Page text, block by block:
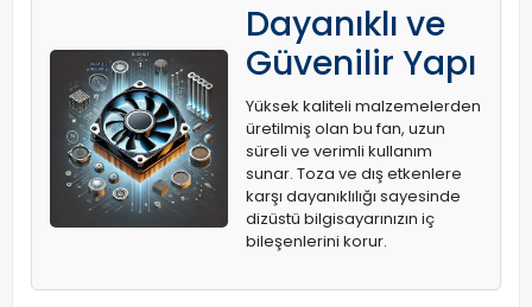
Dayanıklı ve
Güvenilir Yapı
Yüksek kaliteli malzemelerden
üretilmiş olan bu fan, uzun
süreli ve verimli kullanım
sunar. Toza ve dış etkenlere
karşı dayanıklılığı sayesinde
dizüstü bilgisayarınızın iç
bileşenlerini korur.